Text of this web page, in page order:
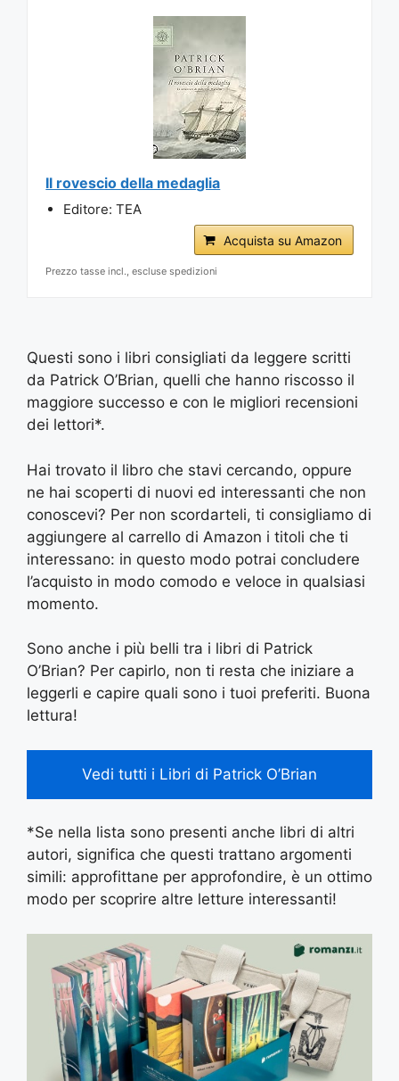
Il rovescio della medaglia
Editore: TEA
Acquista su Amazon
Prezzo tasse incl., escluse spedizioni
Questi sono i libri consigliati da leggere scritti
da Patrick O’Brian, quelli che hanno riscosso il
maggiore successo e con le migliori recensioni
dei lettori*.
Hai trovato il libro che stavi cercando, oppure
ne hai scoperti di nuovi ed interessanti che non
conoscevi? Per non scordarteli, ti consigliamo di
aggiungere al carrello di Amazon i titoli che ti
interessano: in questo modo potrai concludere
l’acquisto in modo comodo e veloce in qualsiasi
momento.
Sono anche i più belli tra i libri di Patrick
O’Brian? Per capirlo, non ti resta che iniziare a
leggerli e capire quali sono i tuoi preferiti. Buona
lettura!
Vedi tutti i Libri di Patrick O’Brian
*Se nella lista sono presenti anche libri di altri
autori, significa che questi trattano argomenti
simili: approfittane per approfondire, è un ottimo
modo per scoprire altre letture interessanti!